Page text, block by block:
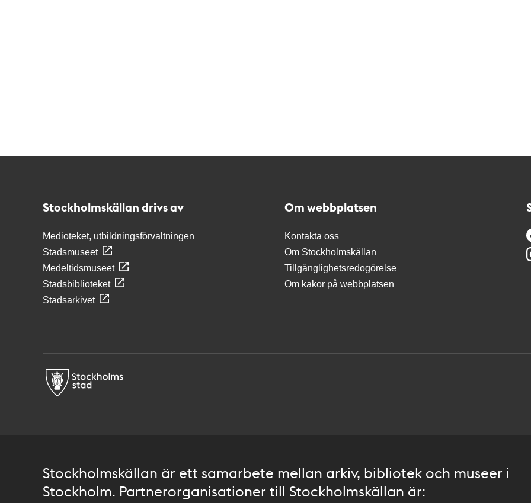
Stockholmskällan drivs av
Medioteket, utbildningsförvaltningen
Stadsmuseet
Medeltidsmuseet
Stadsbiblioteket
Stadsarkivet
Om webbplatsen
Kontakta oss
Om Stockholmskällan
Tillgänglighetsredogörelse
Om kakor på webbplatsen
Stockholmskällan är ett samarbete mellan arkiv, bibliotek och museer i
Stockholm. Partnerorganisationer till Stockholmskällan är: